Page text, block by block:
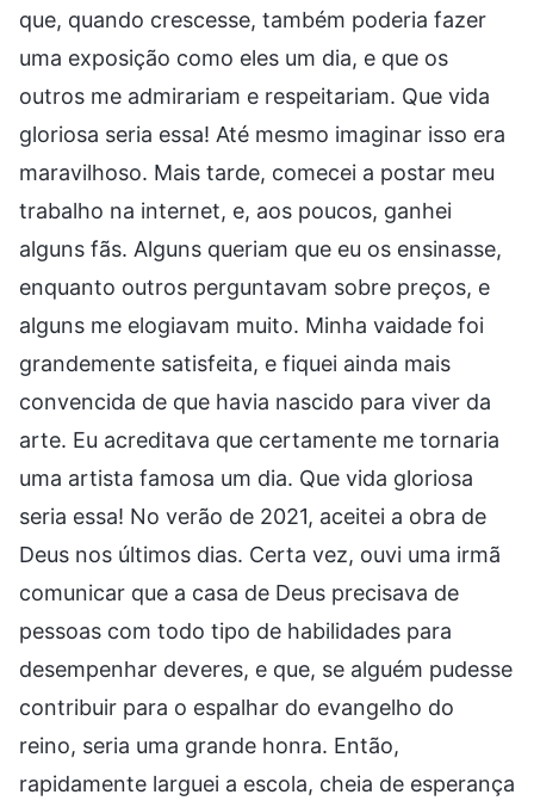
que, quando crescesse, também poderia fazer
uma exposição como eles um dia, e que os
outros me admirariam e respeitariam. Que vida
gloriosa seria essa! Até mesmo imaginar isso era
maravilhoso. Mais tarde, comecei a postar meu
trabalho na internet, e, aos poucos, ganhei
alguns fãs. Alguns queriam que eu os ensinasse,
enquanto outros perguntavam sobre preços, e
alguns me elogiavam muito. Minha vaidade foi
grandemente satisfeita, e fiquei ainda mais
convencida de que havia nascido para viver da
arte. Eu acreditava que certamente me tornaria
uma artista famosa um dia. Que vida gloriosa
seria essa! No verão de 2021, aceitei a obra de
Deus nos últimos dias. Certa vez, ouvi uma irmã
comunicar que a casa de Deus precisava de
pessoas com todo tipo de habilidades para
desempenhar deveres, e que, se alguém pudesse
contribuir para o espalhar do evangelho do
reino, seria uma grande honra. Então,
rapidamente larguei a escola, cheia de esperança